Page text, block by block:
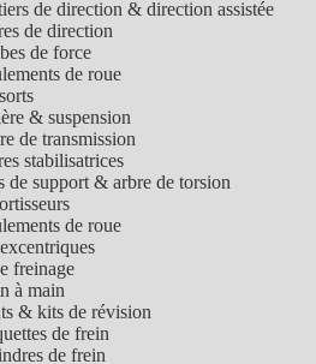
de direction & direction assistée
de direction
de force
de roue
& suspension
de transmission
stabilisatrices
de support & arbre de torsion
de roue
freinage
à main
& kits de révision
de frein
de frein